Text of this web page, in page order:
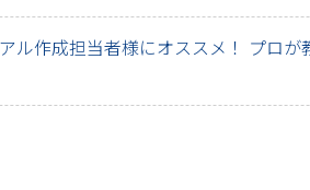
ル作成担当者様にオススメ！ プ